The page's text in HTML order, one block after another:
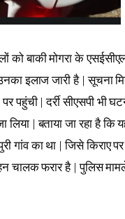
को बाकी मोगरा के
इलाज जारी है | सूचना
पहुंची | दर्री सीएसपी भी
लिया | बताया जा रहा है कि
गांव का था | जिसे किराए
चालक फरार है | पुलिस